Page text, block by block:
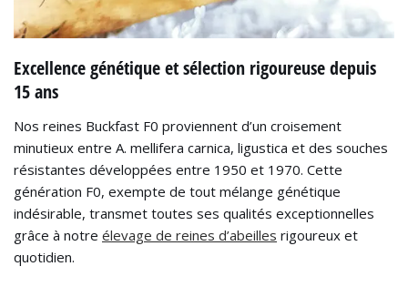
Excellence génétique et sélection rigoureuse depuis
15 ans
Nos reines Buckfast F0 proviennent d’un croisement
minutieux entre A. mellifera carnica, ligustica et des souches
résistantes développées entre 1950 et 1970. Cette
génération F0, exempte de tout mélange génétique
indésirable, transmet toutes ses qualités exceptionnelles
grâce à notre élevage de reines d’abeilles rigoureux et
quotidien.